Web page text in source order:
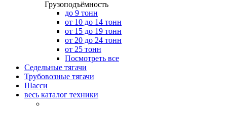
Грузоподъёмность
до 9 тонн
от 10 до 14 тонн
от 15 до 19 тонн
от 20 до 24 тонн
от 25 тонн
Посмотреть все
Седельные тягачи
Трубовозные тягачи
Шасси
весь каталог техники